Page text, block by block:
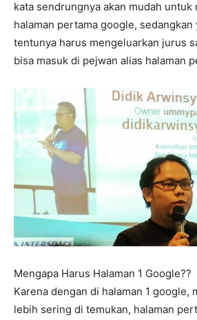
kata sendrungnya akan mudah untuk
halaman pertama google,
tentunya harus mengeluarkan jurus
bisa masuk di pejwan alias halaman
Mengapa Harus Halaman 1 Google??
Karena dengan di halaman 1 google,
lebih sering di temukan, halaman